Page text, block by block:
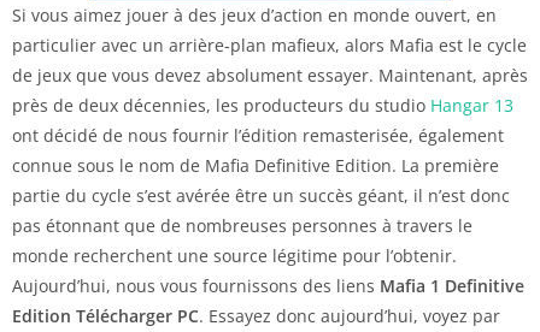
Si vous aimez jouer à des jeux d’action en monde ouvert, en
particulier avec un arrière-plan mafieux, alors Mafia est le cycle
de jeux que vous devez absolument essayer. Maintenant, après
près de deux décennies, les producteurs du studio Hangar 13
ont décidé de nous fournir l’édition remasterisée, également
connue sous le nom de Mafia Definitive Edition. La première
partie du cycle s’est avérée être un succès géant, il n’est donc
pas étonnant que de nombreuses personnes à travers le
monde recherchent une source légitime pour l’obtenir.
Aujourd’hui, nous vous fournissons des liens Mafia 1 Definitive
Edition Télécharger PC. Essayez donc aujourd’hui, voyez par